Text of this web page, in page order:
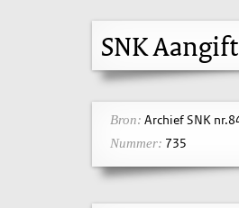
SNK
Bron: Archief SNK
Nummer: 735